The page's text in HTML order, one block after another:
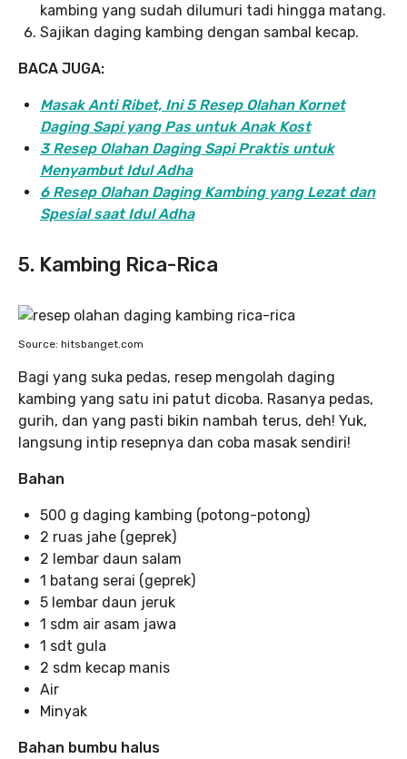
kambing yang sudah dilumuri tadi hingga matang.
Sajikan daging kambing dengan sambal kecap.
BACA JUGA:
Masak Anti Ribet, Ini 5 Resep Olahan Kornet
Daging Sapi yang Pas untuk Anak Kost
3 Resep Olahan Daging Sapi Praktis untuk
Menyambut Idul Adha
6 Resep Olahan Daging Kambing yang Lezat dan
Spesial saat Idul Adha
5. Kambing Rica-Rica
Source: hitsbanget.com
Bagi yang suka pedas, resep mengolah daging
kambing yang satu ini patut dicoba. Rasanya pedas,
gurih, dan yang pasti bikin nambah terus, deh! Yuk,
langsung intip resepnya dan coba masak sendiri!
Bahan
500 g daging kambing (potong-potong)
2 ruas jahe (geprek)
2 lembar daun salam
1 batang serai (geprek)
5 lembar daun jeruk
1 sdm air asam jawa
1 sdt gula
2 sdm kecap manis
Air
Minyak
Bahan bumbu halus